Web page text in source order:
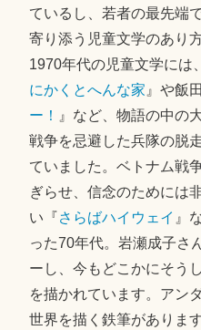
ているし、若者の最先端
寄り添う児童文学のあり
1970年代の児童文学には
にかくとへんな家 』や飯
ー！
』など、物語の中の
戦争を忌避した兵隊の脱
ていました。ベトナム戦
ぎらせ、信念のためには
い『さらばハイウェイ 』
った70年代。岩瀬成子さ
ーし、今もどこかにそう
を描かれています。アン
世界を描く鉄筆がありま